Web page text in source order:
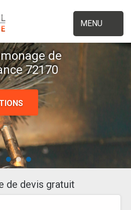
MENU
de
72170
de devis gratuit